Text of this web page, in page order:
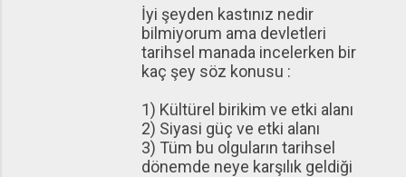
İyi şeyden kastınız nedir
bilmiyorum ama devletleri
tarihsel manada incelerken bir
kaç şey söz konusu :
1) Kültürel birikim ve etki alanı
2) Siyasi güç ve etki alanı
3) Tüm bu olguların tarihsel
dönemde neye karşılık geldiği